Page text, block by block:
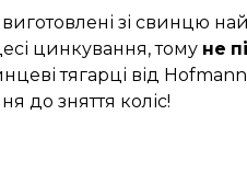
зі свинцю
цинкування, тому не
тягарці від
до зняття коліс!